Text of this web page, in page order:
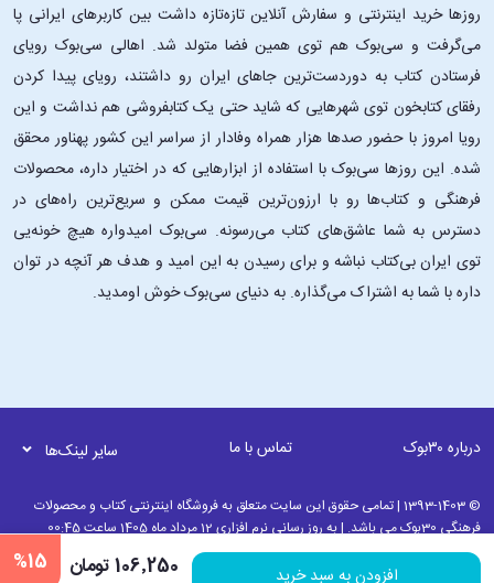
افزودن به سبد خرید 106٬250 تومان %15
روزها خرید اینترنتی و سفارش آنلاین تازه‌تازه داشت بین کاربرهای ایرانی پا
می‌گرفت و سی‌بوک هم توی همین فضا متولد شد. اهالی سی‌بوک رویای
فرستادن کتاب به دوردست‌ترین جاهای ایران رو داشتند، رویای پیدا کردن
رفقای کتابخون توی شهرهایی که شاید حتی یک کتابفروشی هم نداشت و این
رویا امروز با حضور صدها هزار همراه وفادار از سراسر این کشور پهناور محقق
شده. این ‌روزها سی‌بوک با استفاده از ابزارهایی که در اختیار داره، محصولات
فرهنگی و کتاب‌ها رو با ارزون‌ترین قیمت ممکن و سریع‌ترین راه‌های در
دسترس به شما عاشق‌های کتاب می‌رسونه. سی‌بوک امیدواره هیچ خونه‌یی
توی ایران بی‌کتاب نباشه و برای رسیدن به این امید و هدف هر آنچه در توان
داره با شما به اشتراک می‌گذاره. به دنیای سی‌بوک خوش اومدید.
درباره ۳۰بوک تماس با ما سایر لینک‌ها
© 1393-1403 | تمامی حقوق این سایت متعلق به فروشگاه اینترنتی کتاب و محصولات
فرهنگی 30بوک می باشد. | به روز رسانی نرم افزاری 12 مرداد ماه 1405 ساعت 00:45